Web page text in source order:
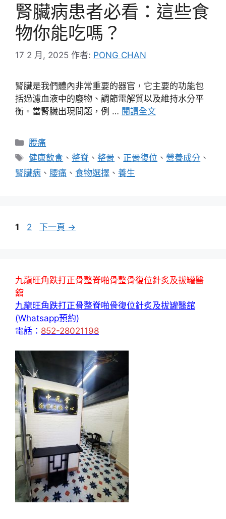
腎臟病患者必看：這些食
物你能吃嗎？
17 2 月, 2025 作者: PONG CHAN
腎臟是我們體內非常重要的器官，它主要的功能包
括過濾血液中的廢物、調節電解質以及維持水分平
衡。當腎臟出現問題，例 … 閱讀全文
分
類
腰痛
標
籤
健康飲食 、整脊 、整骨 、 正骨復位 、 營養成分 、
腎臟病 、 腰痛 、 食物選擇 、 養生
頁
1
頁
2 下一頁 →
九龍旺角跌打正骨整脊啪骨整骨復位針炙及拔罐醫
舘
九龍旺角跌打正骨整脊啪骨復位針炙及拔罐醫舘
(Whatsapp預約)
電話： 852-28021198